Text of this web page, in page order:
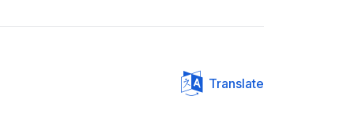
Translate